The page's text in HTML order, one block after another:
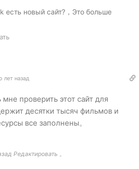
есть новый сайт?，Это больше
лет назад
проверить этот сайт для
десятки тысяч фильмов и
все заполнены。
Редактировать 。